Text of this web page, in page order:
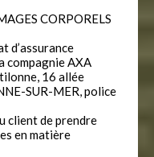
CORPORELS
d’assurance
compagnie AXA
16 allée
SUR-MER, police
client de prendre
en matière